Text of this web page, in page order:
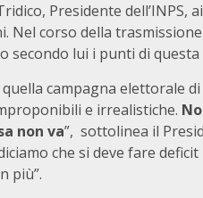
Presidente
corso della trasmissione
secondo lui i punti di
campagna elettorale
e irrealistiche.
non va”, sottolinea il
che si deve fare
più”.